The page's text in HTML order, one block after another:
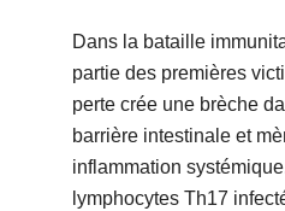
Dans la bataille
partie des premières
perte crée une brèche
barrière intestinale et
inflammation
lymphocytes Th17